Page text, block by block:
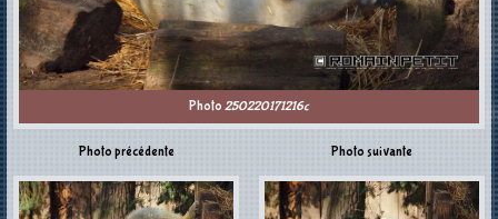
Photo 250220171216c
Photo précédente Photo suivante